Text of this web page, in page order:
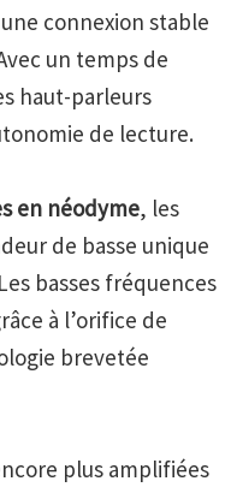
connexion stable
un temps de
haut-parleurs
de lecture.
en néodyme, les
de basse unique
basses fréquences
à l’orifice de
brevetée
plus amplifiées